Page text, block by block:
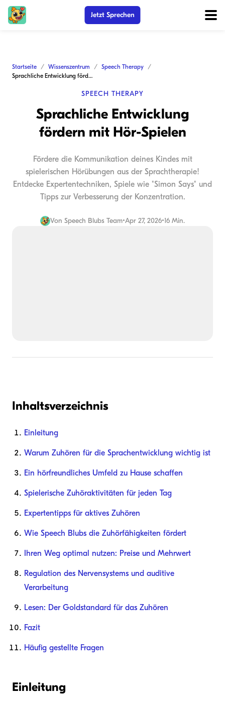
Jetzt Sprechen
Startseite Wissenszentrum
Speech Therapy
Sprachliche Entwicklung fördern mit Hör-Spielen
SPEECH THERAPY
Sprachliche Entwicklung
fördern mit Hör-Spielen
Fördere die Kommunikation deines Kindes mit
spielerischen Hörübungen aus der Sprachtherapie!
Entdecke Expertentechniken, Spiele wie "Simon Says" und
Tipps zur Verbesserung der Konzentration.
Von Speech Blubs Team•Apr 27, 2026•16 Min.
Inhaltsverzeichnis
Einleitung
Warum Zuhören für die Sprachentwicklung wichtig ist
Ein hörfreundliches Umfeld zu Hause schaffen
Spielerische Zuhöraktivitäten für jeden Tag
Expertentipps für aktives Zuhören
Wie Speech Blubs die Zuhörfähigkeiten fördert
Ihren Weg optimal nutzen: Preise und Mehrwert
Regulation des Nervensystems und auditive
Verarbeitung
Lesen: Der Goldstandard für das Zuhören
Fazit
Häufig gestellte Fragen
Einleitung